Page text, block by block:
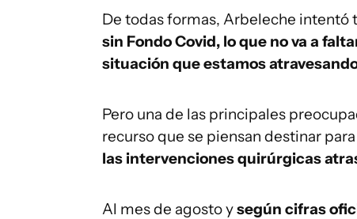
De todas formas, Arbeleche
sin Fondo Covid, lo que no va a
situación que estamos
Pero una de las principales
recurso que se piensan destinar
las intervenciones quirúrgicas
Al mes de agosto ysegún cifras